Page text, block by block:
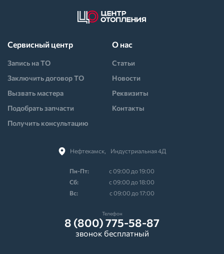
Нефтекамск,⠀Индустриальная 4Д
Пн-Пт:
с 09:00 до 19:00
Cб:
с 09:00 до 18:00
Вс:
с 09:00 до 17:00
Сервисный центр
Запись на ТО
Заключить договор ТО
Вызвать мастера
Подобрать запчасти
Получить консультацию
О нас
Статьи
Новости
Реквизиты
Контакты
Телефон
8 (800) 775-58-87
звонок бесплатный